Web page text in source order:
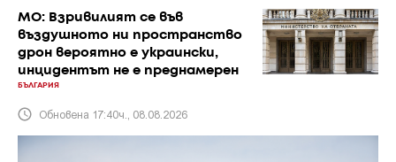
МО: Взривилият се във
въздушното ни пространство
дрон вероятно е украински,
инцидентът не е преднамерен
БЪЛГАРИЯ
Обновена 17:40ч., 08.08.2026